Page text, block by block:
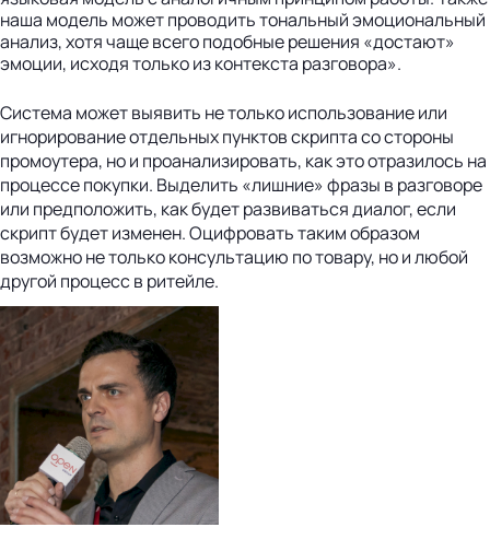
наша модель может проводить тональный эмоциональный
анализ, хотя чаще всего подобные решения «достают»
эмоции, исходя только из контекста разговора».
Система может выявить не только использование или
игнорирование отдельных пунктов скрипта со стороны
промоутера, но и проанализировать, как это отразилось на
процессе покупки. Выделить «лишние» фразы в разговоре
или предположить, как будет развиваться диалог, если
скрипт будет изменен. Оцифровать таким образом
возможно не только консультацию по товару, но и любой
другой процесс в ритейле.